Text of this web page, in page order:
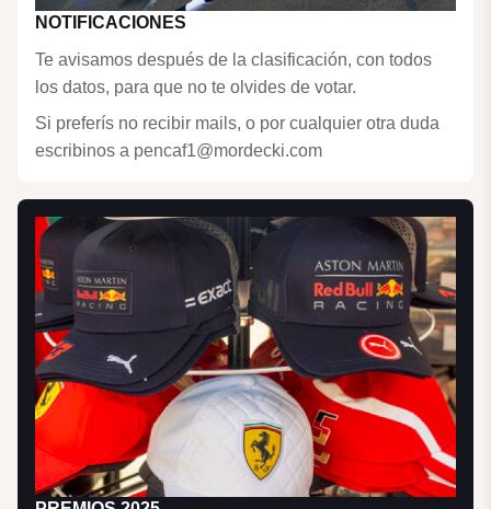
NOTIFICACIONES
Te avisamos después de la clasificación, con todos
los datos, para que no te olvides de votar.
Si preferís no recibir mails, o por cualquier otra duda
escribinos a pencaf1@mordecki.com